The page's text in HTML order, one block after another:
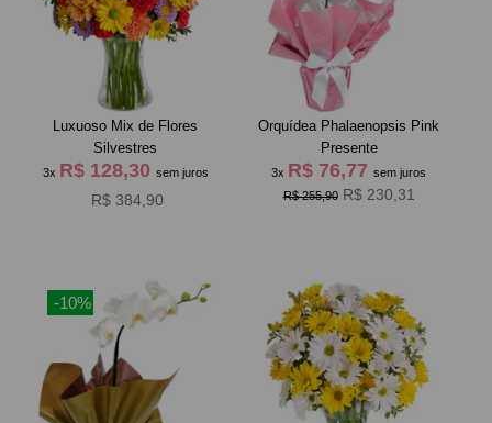
Luxuoso Mix de Flores
Silvestres
3x R$ 128,30 sem juros
R$ 384,90
Orquídea Phalaenopsis Pink
Presente
3x R$ 76,77sem juros
R$ 255,90 R$ 230,31
-10%